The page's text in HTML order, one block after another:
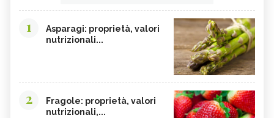
1
Asparagi: proprietà, valori
nutrizionali...
2
Fragole: proprietà, valori
nutrizionali,...